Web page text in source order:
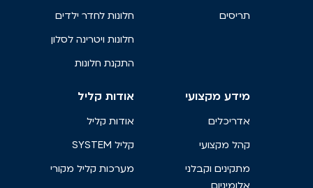
תריסים
חלונות לחדר ילדים
חלונות ויטרינה לסלון
התקנת חלונות
מידע מקצועי
אדריכלים
קהל מקצועי
מתקינים וקבלני
אודות קליל
אודות קליל
קליל SYSTEM
מערכות קליל מקורי